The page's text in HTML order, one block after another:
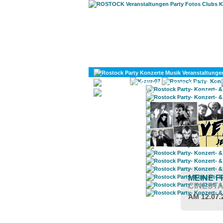
KULTUR
DIVERSES
MEINE
AM